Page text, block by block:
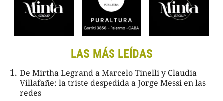
LAS MÁS LEÍDAS
De Mirtha Legrand a Marcelo Tinelli y Claudia
Villafañe: la triste despedida a Jorge Messi en las
redes